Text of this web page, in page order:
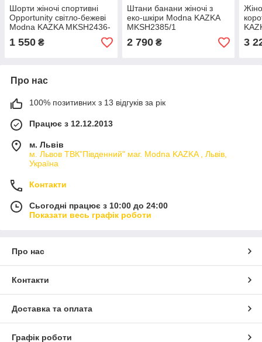
Шорти жіночі спортивні
Opportunity світло-бежеві
Modna KAZKA MKSH2436-
1
1 550 ₴
Штани банани жіночі з
еко-шкіри Modna KAZKA
MKSH2385/1
2 790₴ 3
Про нас
100% позитивних з 13 відгуків за рік
Працює з 12.12.2013
м. Львів
м. Львов ТВК"Південний" маг. Modna KAZKA , Львів,
Україна
Контакти
Сьогодні працює з 10:00 до 24:00
Показати весь графік роботи
Про нас
Контакти
Доставка та оплата
Графік роботи